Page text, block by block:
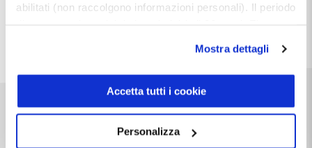
abilitati (non raccolgono informazioni personali). Il periodo
indirizzo:dentistamanager.it/contatti-dentista-
Chiudendo questo banner tramite apposita X in alto a
Mostra dettagli
Accetta tutti i cookie
Personalizza
Aggiungi al carrello